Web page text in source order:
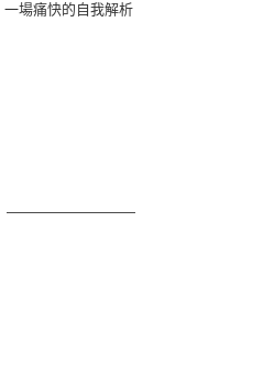
一場痛快的自我解析
—————————